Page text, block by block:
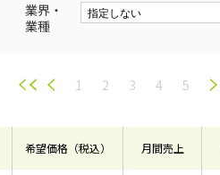
業界・
業種
1 2 3 4 5
希望価格（税込） 月間売上